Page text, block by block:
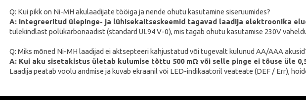
Q: Kui pikk on Ni-MH akulaadijate tööiga ja nende ohutu kasutamine siseruumides?
A: Integreeritud ülepinge- ja lühisekaitseskeemid tagavad laadija elektroonika
tulekindlast polükarbonaadist (standard UL94 V-0), mis tagab ohutu kasutamise 230V
Q: Miks mõned Ni-MH laadijad ei aktsepteeri kahjustatud või tugevalt kulunud AA/AAA
A: Kui aku sisetakistus ületab kulumise tõttu 500 mΩ või selle pinge ei tõuse üle
Laadija peatab voolu andmise ja kuvab ekraanil või LED-indikaatoril veateate (DEF / Err),